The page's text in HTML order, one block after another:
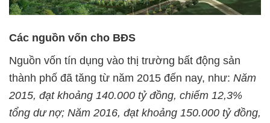
Các nguồn vốn cho BĐS
Nguồn vốn tín dụng vào thị trường bất động sản
thành phố đã tăng từ năm 2015 đến nay, như: Năm
2015, đạt khoảng 140.000 tỷ đồng, chiếm 12,3%
tổng dư nợ; Năm 2016, đạt khoảng 150.000 tỷ đồng,